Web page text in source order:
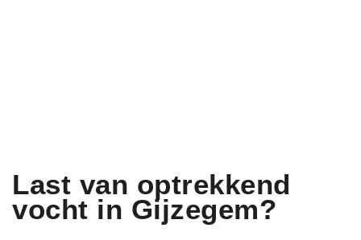
Last van optrekkend
vocht in Gijzegem?